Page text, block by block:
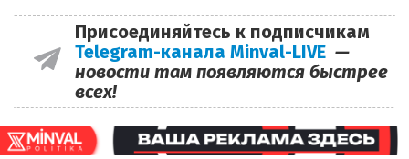
Присоединяйтесь к подписчикам
Telegram-канала Minval-LIVE —
новости там появляются быстрее
всех!